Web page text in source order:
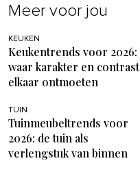
Meer voor jou
KEUKEN
Keukentrends voor 2026:
waar karakter en contrast
elkaar ontmoeten
TUIN
Tuinmeubeltrends voor
2026: de tuin als
verlengstuk van binnen